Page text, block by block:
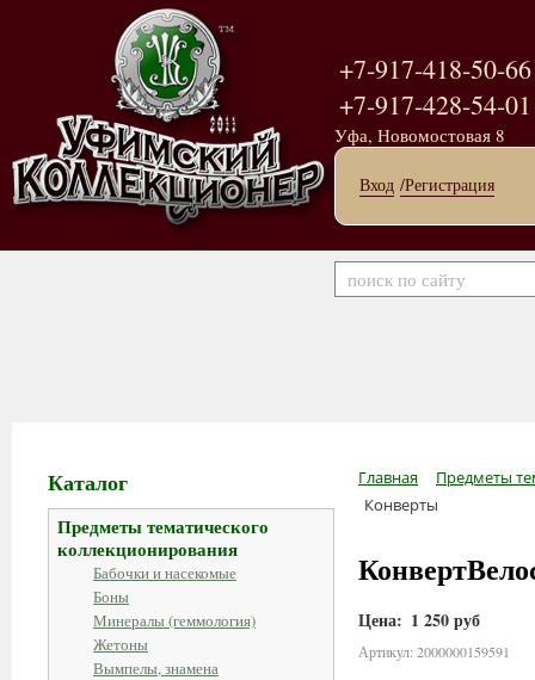
+7-917-418-50-66
+7-917-428-54-01
Уфа, Новомостовая 8
Вход /Регистрация
Каталог
Предметы тематического
коллекционирования
Бабочки и насекомые
Боны
Минералы (геммология)
Жетоны
Вымпелы, знамена
Главная
Предметы
Конверты
Цена: 1 250 руб
Артикул: 2000000159591